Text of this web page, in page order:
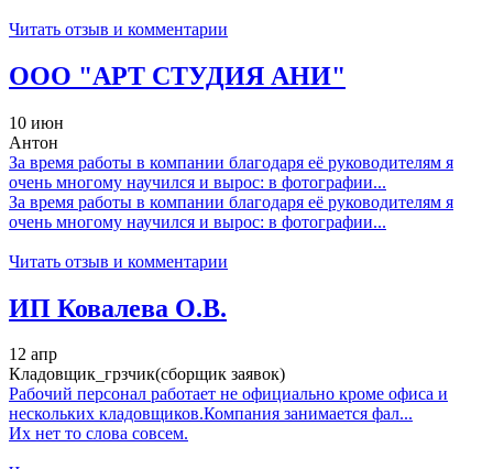
Читать отзыв и комментарии
ООО "АРТ СТУДИЯ АНИ"
10 июн
Антон
За время работы в компании благодаря её руководителям я
очень многому научился и вырос: в фотографии...
За время работы в компании благодаря её руководителям я
очень многому научился и вырос: в фотографии...
Читать отзыв и комментарии
ИП Ковалева О.В.
12 апр
Кладовщик_грзчик(сборщик заявок)
Рабочий персонал работает не официально кроме офиса и
нескольких кладовщиков.Компания занимается фал...
Их нет то слова совсем.